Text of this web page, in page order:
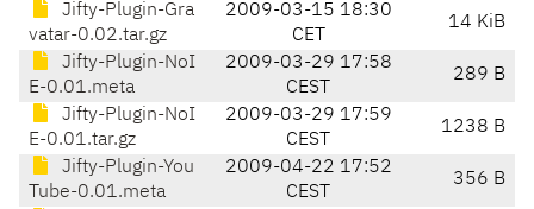
Jifty-Plugin-Gra
vatar-0.02.tar.gz
2009-03-15 18:30
CET
14 KiB
Jifty-Plugin-NoI
E-0.01.meta
2009-03-29 17:58
CEST
289 B
Jifty-Plugin-NoI
E-0.01.tar.gz
2009-03-29 17:59
CEST
1238 B
Jifty-Plugin-You
Tube-0.01.meta
2009-04-22 17:52
CEST
356 B